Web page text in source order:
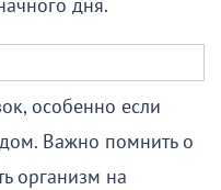
дня.
особенно если
Важно помнить о
организм на